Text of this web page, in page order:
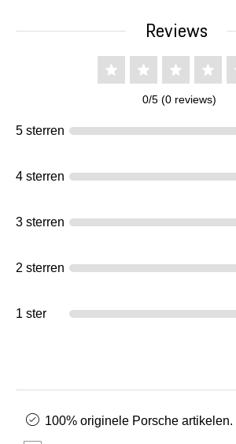
Reviews
0/5 (0 reviews)
5 sterren
4 sterren
3 sterren
2 sterren
1 ster
100% originele Porsche artikelen.